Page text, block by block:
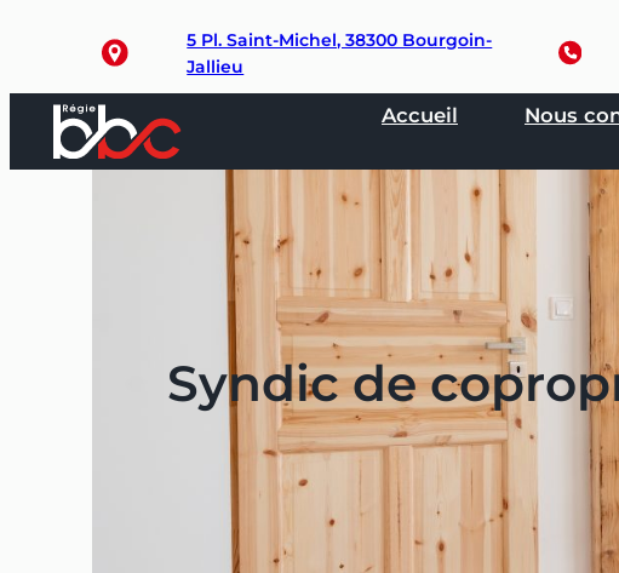
contenu
5 Pl. Saint-Michel, 38300 Bourgoin-
Jallieu
Accueil Nous
Syndic de